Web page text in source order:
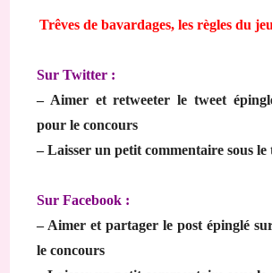
Trêves de bavardages, les règles du
Sur Twitter :
– Aimer et retweeter le tweet
pour le concours
– Laisser un petit commentaire sous le
Sur Facebook :
– Aimer et partager le post épinglé
le concours